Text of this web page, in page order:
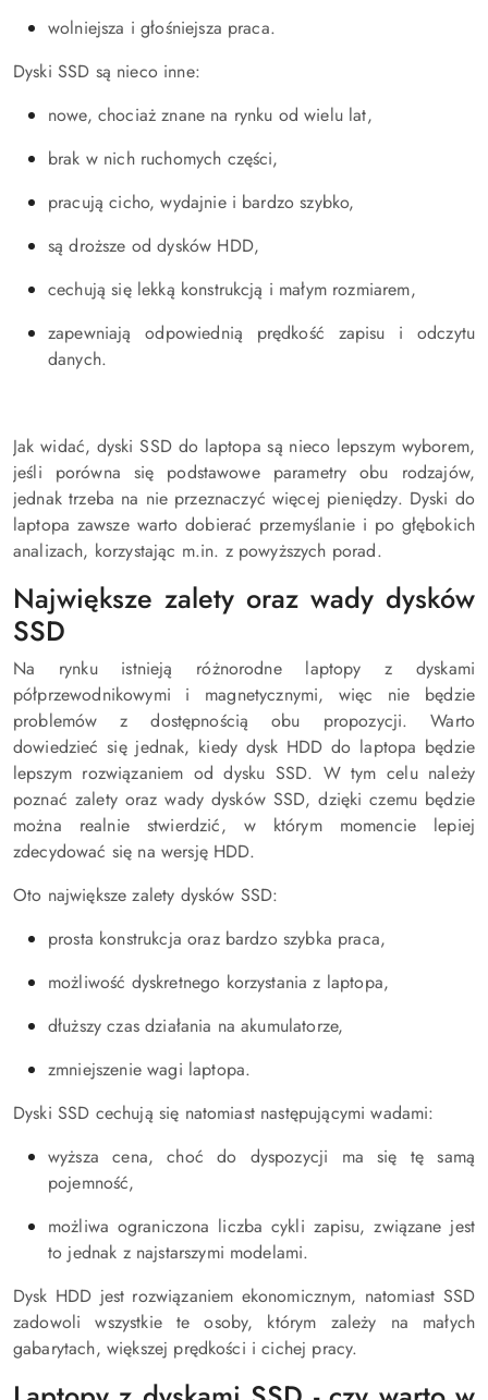
wolniejsza i głośniejsza praca.
Dyski SSD są nieco inne:
nowe, chociaż znane na rynku od wielu lat,
brak w nich ruchomych części,
pracują cicho, wydajnie i bardzo szybko,
są droższe od dysków HDD,
cechują się lekką konstrukcją i małym rozmiarem,
zapewniają odpowiednią prędkość zapisu i odczytu
danych.
Jak widać, dyski SSD do laptopa są nieco lepszym wyborem,
jeśli porówna się podstawowe parametry obu rodzajów,
jednak trzeba na nie przeznaczyć więcej pieniędzy. Dyski do
laptopa zawsze warto dobierać przemyślanie i po głębokich
analizach, korzystając m.in. z powyższych porad.
Największe zalety oraz wady dysków
SSD
Na rynku istnieją różnorodne laptopy z dyskami
półprzewodnikowymi i magnetycznymi, więc nie będzie
problemów z dostępnością obu propozycji. Warto
dowiedzieć się jednak, kiedy dysk HDD do laptopa będzie
lepszym rozwiązaniem od dysku SSD. W tym celu należy
poznać zalety oraz wady dysków SSD, dzięki czemu będzie
można realnie stwierdzić, w którym momencie lepiej
zdecydować się na wersję HDD.
Oto największe zalety dysków SSD:
prosta konstrukcja oraz bardzo szybka praca,
możliwość dyskretnego korzystania z laptopa,
dłuższy czas działania na akumulatorze,
zmniejszenie wagi laptopa.
Dyski SSD cechują się natomiast następującymi wadami:
wyższa cena, choć do dyspozycji ma się tę samą
pojemność,
możliwa ograniczona liczba cykli zapisu, związane jest
to jednak z najstarszymi modelami.
Dysk HDD jest rozwiązaniem ekonomicznym, natomiast SSD
zadowoli wszystkie te osoby, którym zależy na małych
gabarytach, większej prędkości i cichej pracy.